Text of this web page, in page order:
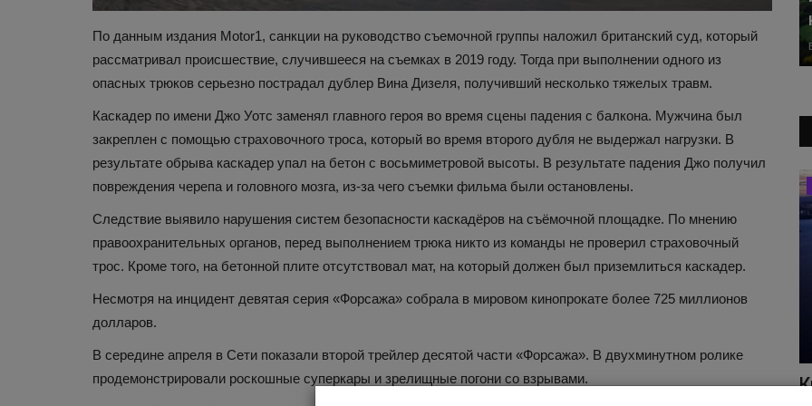
По данным издания Motor1, санкции на руководство съемочной группы наложил британский суд, который
рассматривал происшествие, случившееся на съемках в 2019 году. Тогда при выполнении одного из
опасных трюков серьезно пострадал дублер Вина Дизеля, получивший несколько тяжелых травм.
Каскадер по имени Джо Уотс заменял главного героя во время сцены падения с балкона. Мужчина был
закреплен с помощью страховочного троса, который во время второго дубля не выдержал нагрузки. В
результате обрыва каскадер упал на бетон с восьмиметровой высоты. В результате падения Джо получил
повреждения черепа и головного мозга, из-за чего съемки фильма были остановлены.
Следствие выявило нарушения систем безопасности каскадёров на съёмочной площадке. По мнению
правоохранительных органов, перед выполнением трюка никто из команды не проверил страховочный
трос. Кроме того, на бетонной плите отсутствовал мат, на который должен был приземлиться каскадер.
Несмотря на инцидент девятая серия «Форсажа» собрала в мировом кинопрокате более 725 миллионов
долларов.
В середине апреля в Сети показали второй трейлер десятой части «Форсажа». В двухминутном ролике
продемонстрировали роскошные суперкары и зрелищные погони со взрывами.
Наука и открытия
11 знакомых слов, происхождение
Путешествия
Отдых летом во Вьетнаме: какой